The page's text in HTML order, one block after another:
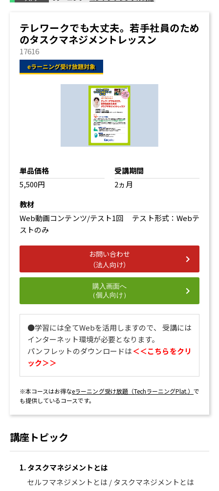
テレワークでも大丈夫。若手社員のため
のタスクマネジメントレッスン
17616
単品価格
5,500円
受講期間
2ヵ月
教材
Web動画コンテンツ/テスト1回 テスト形式：Webテ
ストのみ
お問い合わせ
（法人向け）
購入画面へ
（個人向け）
●学習には全てWebを活用しますので、 受講には
インターネット環境が必要となります。
パンフレットのダウンロードは＜＜こちらをクリ
ック＞＞
※本コースはお得なeラーニング受け放題（TechラーニングPlat.）で
も提供しているコースです。
講座トピック
1. タスクマネジメントとは
セルフマネジメントとは / タスクマネジメントとは